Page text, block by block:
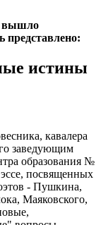
вышло
представлено:
истины
кавалера
заведующим
образования №
посвященных
- Пушкина,
Маяковского,